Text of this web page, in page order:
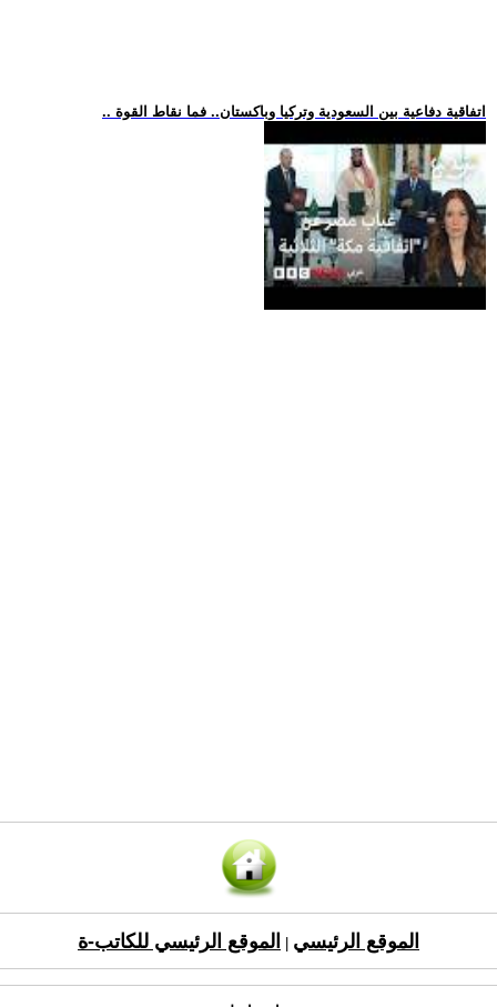
.. اتفاقية دفاعية بين السعودية وتركيا وباكستان.. فما نقاط القوة
الموقع الرئيسي الموقع الرئيسي للكاتب-ة